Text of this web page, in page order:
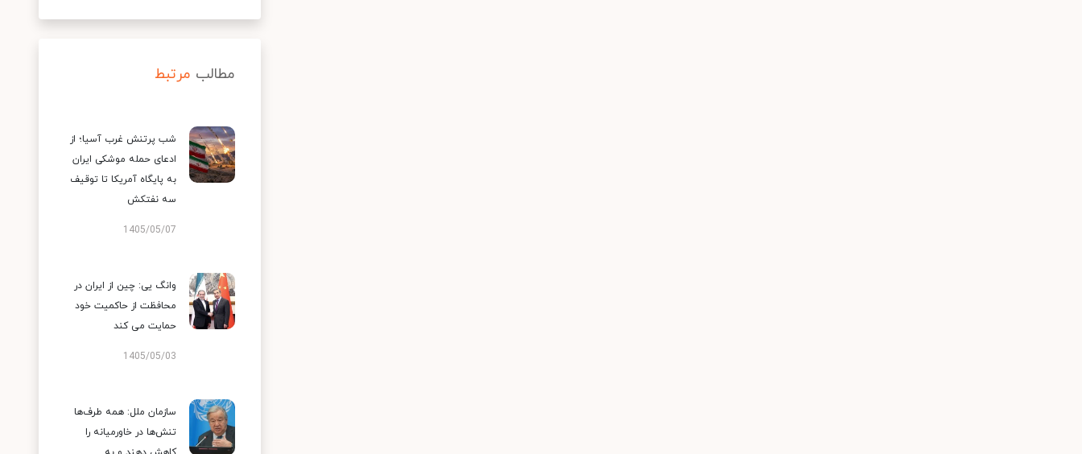
مطالب مرتبط
شب پرتنش غرب آسیا؛ از
ادعای حمله موشکی ایران
به پایگاه آمریکا تا توقیف
سه نفتکش
1405/05/07
وانگ یی: چین از ایران در
محافظت از حاکمیت خود
حمایت می کند
1405/05/03
سازمان ملل: همه طرف‌ها
تنش‌ها در خاورمیانه را